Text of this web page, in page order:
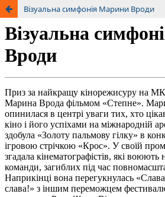
Візуальна симфонія Марини Вроди